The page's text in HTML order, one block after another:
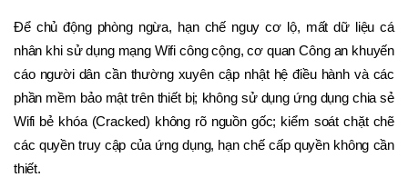
Để chủ động phòng ngừa, hạn chế nguy cơ lộ, mất dữ liệu cá
nhân khi sử dụng mạng Wifi công cộng, cơ quan Công an khuyến
cáo người dân cần thường xuyên cập nhật hệ điều hành và các
phần mềm bảo mật trên thiết bị; không sử dụng ứng dụng chia sẻ
Wifi bẻ khóa (Cracked) không rõ nguồn gốc; kiểm soát chặt chẽ
các quyền truy cập của ứng dụng, hạn chế cấp quyền không cần
thiết.